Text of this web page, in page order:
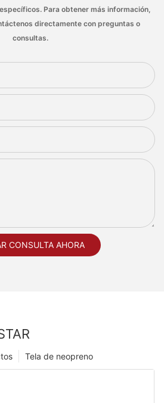
Para obtener más información,
directamente con preguntas o
consultas.
CONSULTA AHORA
Tela de neopreno